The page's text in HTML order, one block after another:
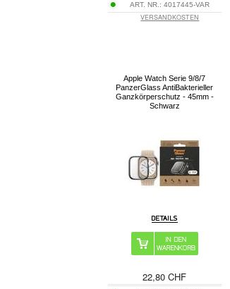
ART. NR.:4017445-VAR
VERSANDKOSTEN
Apple Watch Serie 9/8/7
PanzerGlass AntiBakterieller
Ganzkörperschutz - 45mm -
Schwarz
22,80 CHF